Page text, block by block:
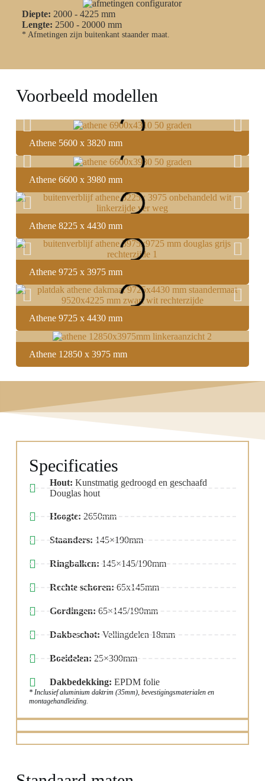
Diepte: 2000 - 4225 mm
Lengte: 2500 - 20000 mm
* Afmetingen zijn buitenkant staander maat.
Voorbeeld modellen
Athene 5600 x 3820 mm
Athene 6600 x 3980 mm
Athene 8225 x 4430 mm
Athene 9725 x 3975 mm
Athene 9725 x 4430 mm
Athene 12850 x 3975 mm
Specificaties
Hout: Kunstmatig gedroogd en geschaafd
Douglas hout
Hoogte: 2650mm
Staanders: 145×190mm
Ringbalken: 145×145/190mm
Rechte schoren: 65x145mm
Gordingen: 65×145/190mm
Dakbeschot: Vellingdelen 18mm
Boeidelen: 25×300mm
Dakbedekking: EPDM folie
* Inclusief aluminium daktrim (35mm), bevestigingsmaterialen en
montagehandleiding.